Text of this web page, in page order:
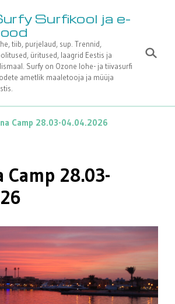
Surfikool ja e-
tiib, purjelaud, sup. Trennid,
üritused, laagrid Eestis ja
Surfy on Ozone lohe- ja tiivasurfi
ametlik maaletooja ja müüja
Camp 28.03-04.04.2026
Camp 28.03-